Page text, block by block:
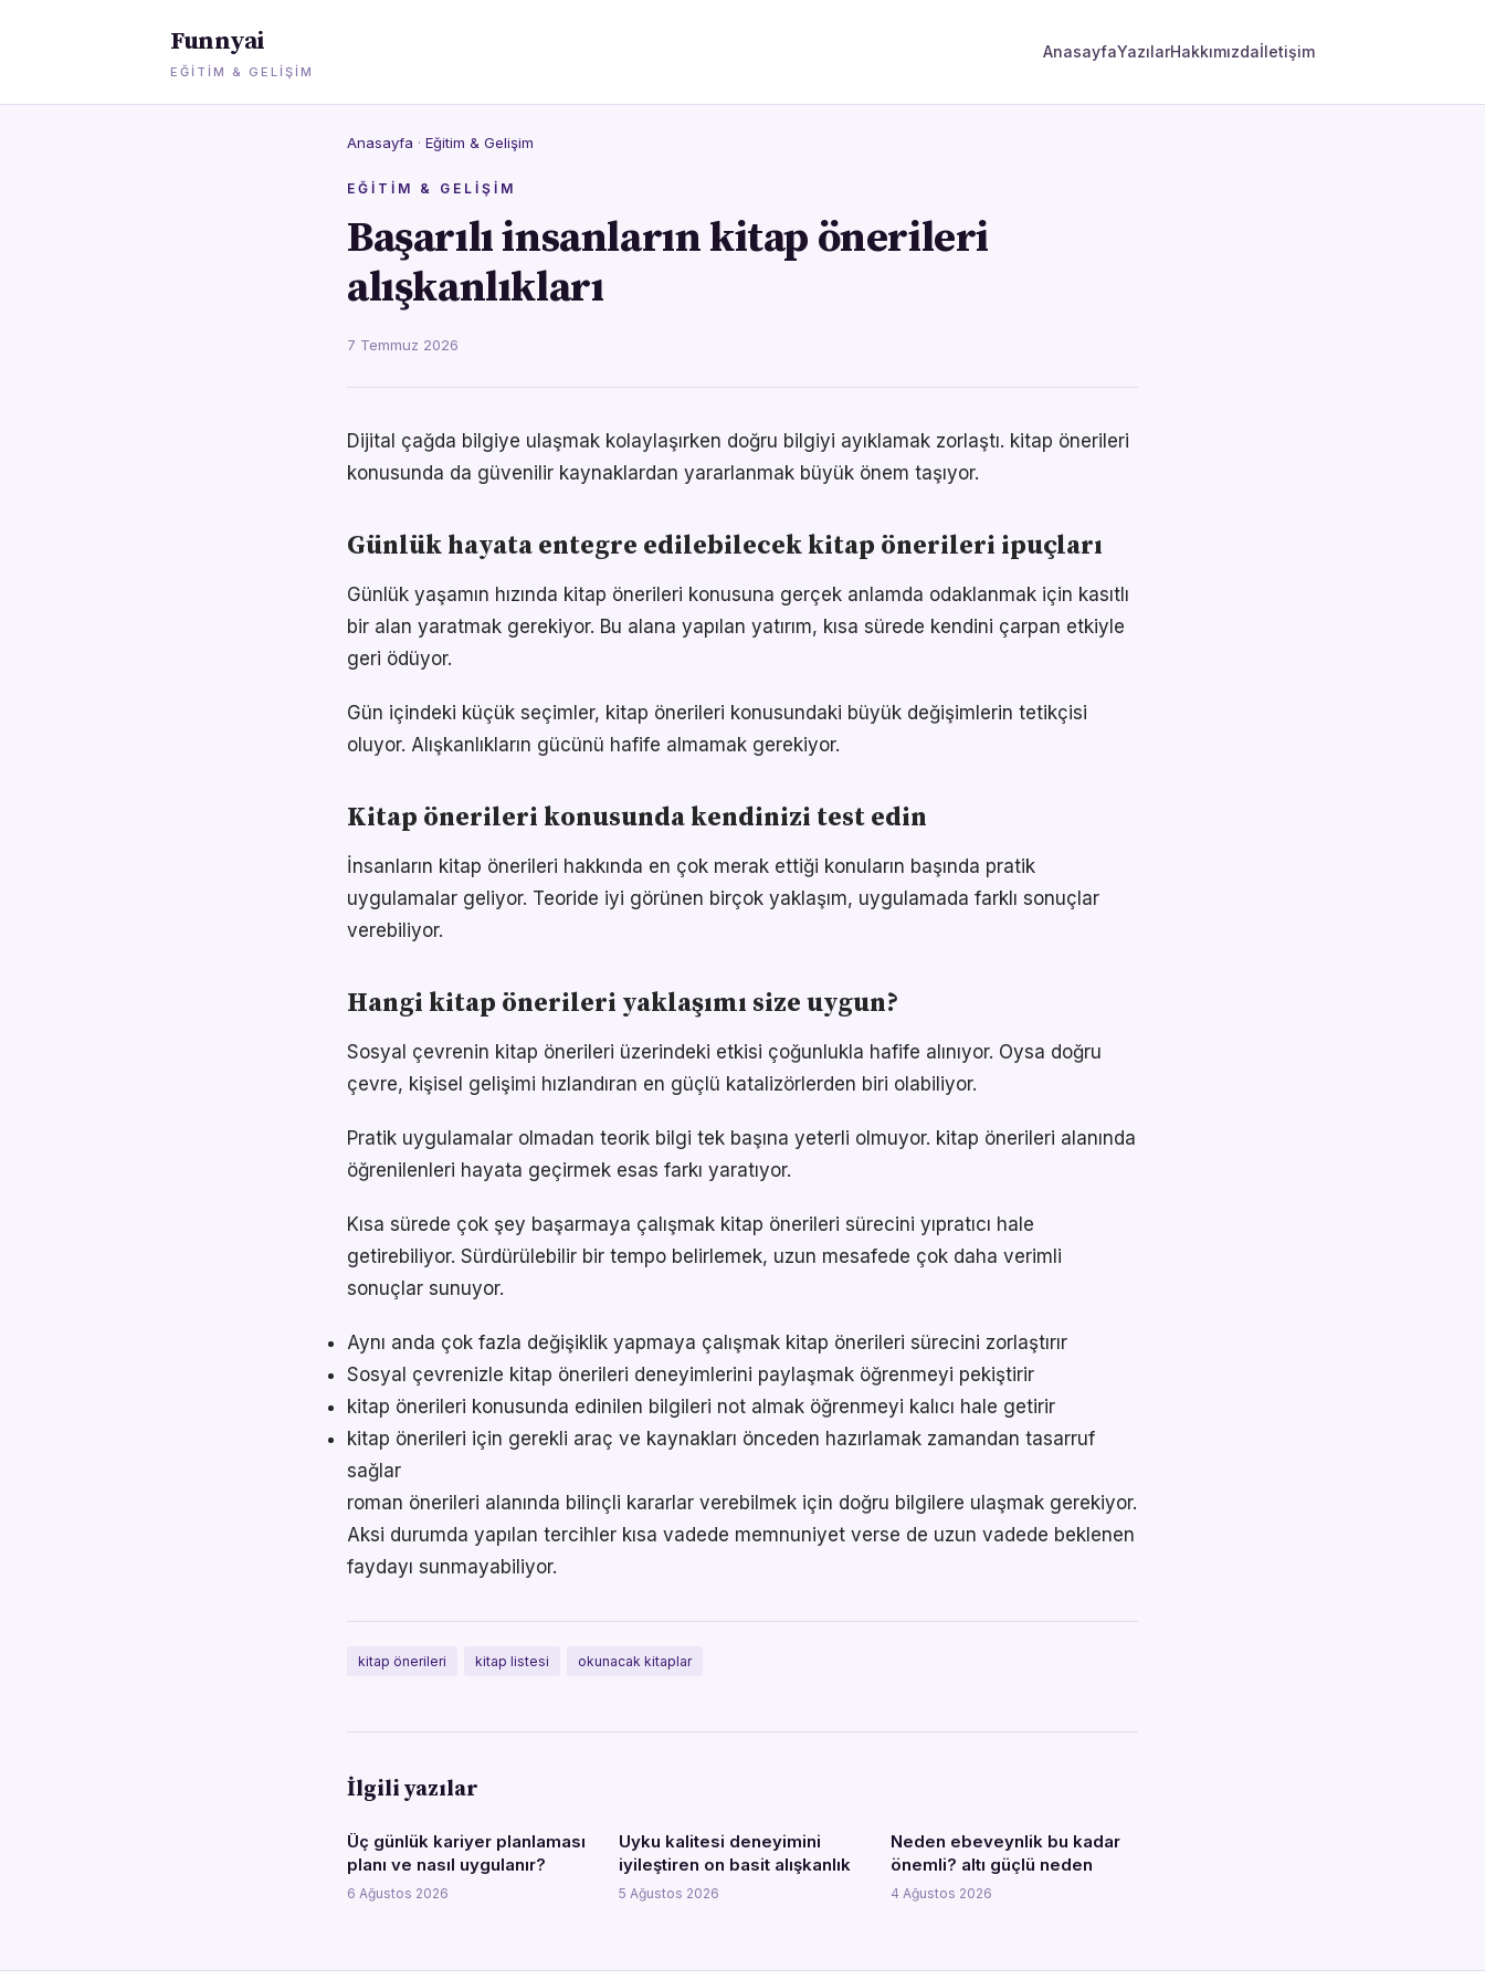
Funnyai
EĞITIM & GELIŞIM
AnasayfaYazılarHakkımızdaİletişim
Anasayfa · Eğitim & Gelişim
EĞITIM & GELIŞIM
Başarılı insanların kitap önerileri
alışkanlıkları
7 Temmuz 2026
Dijital çağda bilgiye ulaşmak kolaylaşırken doğru bilgiyi ayıklamak zorlaştı. kitap önerileri
konusunda da güvenilir kaynaklardan yararlanmak büyük önem taşıyor.
Günlük hayata entegre edilebilecek kitap önerileri ipuçları
Günlük yaşamın hızında kitap önerileri konusuna gerçek anlamda odaklanmak için kasıtlı
bir alan yaratmak gerekiyor. Bu alana yapılan yatırım, kısa sürede kendini çarpan etkiyle
geri ödüyor.
Gün içindeki küçük seçimler, kitap önerileri konusundaki büyük değişimlerin tetikçisi
oluyor. Alışkanlıkların gücünü hafife almamak gerekiyor.
Kitap önerileri konusunda kendinizi test edin
İnsanların kitap önerileri hakkında en çok merak ettiği konuların başında pratik
uygulamalar geliyor. Teoride iyi görünen birçok yaklaşım, uygulamada farklı sonuçlar
verebiliyor.
Hangi kitap önerileri yaklaşımı size uygun?
Sosyal çevrenin kitap önerileri üzerindeki etkisi çoğunlukla hafife alınıyor. Oysa doğru
çevre, kişisel gelişimi hızlandıran en güçlü katalizörlerden biri olabiliyor.
Pratik uygulamalar olmadan teorik bilgi tek başına yeterli olmuyor. kitap önerileri alanında
öğrenilenleri hayata geçirmek esas farkı yaratıyor.
Kısa sürede çok şey başarmaya çalışmak kitap önerileri sürecini yıpratıcı hale
getirebiliyor. Sürdürülebilir bir tempo belirlemek, uzun mesafede çok daha verimli
sonuçlar sunuyor.
Aynı anda çok fazla değişiklik yapmaya çalışmak kitap önerileri sürecini zorlaştırır
Sosyal çevrenizle kitap önerileri deneyimlerini paylaşmak öğrenmeyi pekiştirir
kitap önerileri konusunda edinilen bilgileri not almak öğrenmeyi kalıcı hale getirir
kitap önerileri için gerekli araç ve kaynakları önceden hazırlamak zamandan tasarruf
sağlar
roman önerileri alanında bilinçli kararlar verebilmek için doğru bilgilere ulaşmak gerekiyor.
Aksi durumda yapılan tercihler kısa vadede memnuniyet verse de uzun vadede beklenen
faydayı sunmayabiliyor.
kitap önerileri kitap listesi okunacak kitaplar
İlgili yazılar
Üç günlük kariyer planlaması
planı ve nasıl uygulanır?
6 Ağustos 2026
Uyku kalitesi deneyimini
iyileştiren on basit alışkanlık
5 Ağustos 2026
Neden ebeveynlik bu kadar
önemli? altı güçlü neden
4 Ağustos 2026